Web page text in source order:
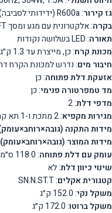
גז קירור: R600a (ידידותי לסביבה)
בקרה: אלקטרונית עם מגע ומסך TFT
תאורה: LED בשלושה נקודות
מכונת קרח: כן, מייצרת עד 1.3 ק״ג ליום בשני גדלים
חיבור מים: נדרש למכונת הקרח
אזעקת דלת פתוחה: כן
מד טמפרטורה פנימי: כן
מדפי דלת: 2
מגירות מקפיא: 2 מתכת ו-1 תא קרח
מידות התקנה
מידות המוצר (גובה×רוחב×עומק)
עומק עם דלת פתוחה: 118.0 ס״מ
שינוי כיוון דלת: לא
קטגורית אקלים: SN.N.ST.T
משקל נקי: 152.0 ק״ג
משקל ברוטו: 172.0 ק״ג